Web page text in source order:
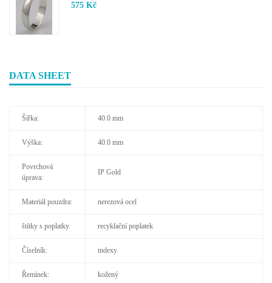
575 Kč
DATA SHEET
Šířka: 40.0 mm
Výška: 40.0 mm
Povrchová
úprava:
IP Gold
Materiál pouzdra: nerezová ocel
štítky s poplatky recyklační poplatek
Číselník: indexy
Řemínek: kožený